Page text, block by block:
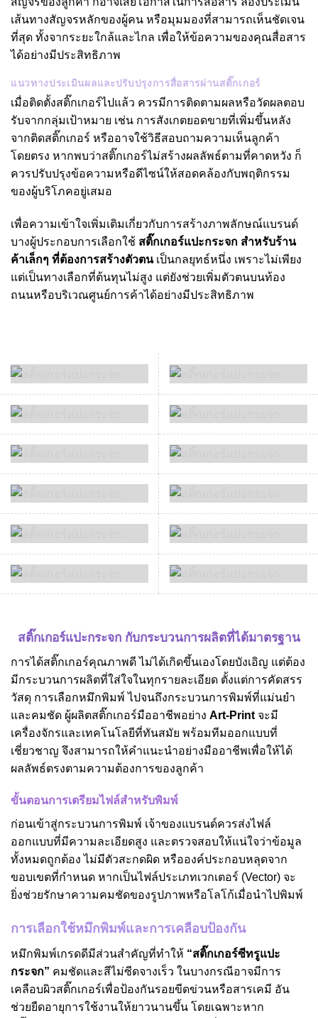
เส้นทางสัญจรหลักของผู้คน หรือมุมมองที่สามารถเห็นชัดเจน
ที่สุด ทั้งจากระยะใกล้และไกล เพื่อให้ข้อความของคุณสื่อสาร
ได้อย่างมีประสิทธิภาพ
แนวทางประเมินผลและปรับปรุงการสื่อสารผ่านสติ๊กเกอร์
เมื่อติดตั้งสติ๊กเกอร์ไปแล้ว ควรมีการติดตามผลหรือวัดผลตอบ
รับจากกลุ่มเป้าหมาย เช่น การสังเกตยอดขายที่เพิ่มขึ้นหลัง
จากติดสติ๊กเกอร์ หรืออาจใช้วิธีสอบถามความเห็นลูกค้า
โดยตรง หากพบว่าสติ๊กเกอร์ไม่สร้างผลลัพธ์ตามที่คาดหวัง ก็
ควรปรับปรุงข้อความหรือดีไซน์ให้สอดคล้องกับพฤติกรรม
ของผู้บริโภคอยู่เสมอ
เพื่อความเข้าใจเพิ่มเติมเกี่ยวกับการสร้างภาพลักษณ์แบรนด์
บางผู้ประกอบการเลือกใช้ สติ๊กเกอร์แปะกระจก สำหรับร้าน
ค้าเล็กๆ ที่ต้องการสร้างตัวตนเป็นกลยุทธ์หนึ่ง เพราะไม่เพียง
แต่เป็นทางเลือกที่ต้นทุนไม่สูง แต่ยังช่วยเพิ่มตัวตนบนท้อง
ถนนหรือบริเวณศูนย์การค้าได้อย่างมีประสิทธิภาพ
สติ๊กเกอร์แปะกระจก กับกระบวนการผลิตที่ได้มาตรฐาน
การได้สติ๊กเกอร์คุณภาพดี ไม่ได้เกิดขึ้นเองโดยบังเอิญ แต่ต้อง
มีกระบวนการผลิตที่ใส่ใจในทุกรายละเอียด ตั้งแต่การคัดสรร
วัสดุ การเลือกหมึกพิมพ์ ไปจนถึงกระบวนการพิมพ์ที่แม่นยำ
และคมชัด ผู้ผลิตสติ๊กเกอร์มืออาชีพอย่าง Art-Print จะมี
เครื่องจักรและเทคโนโลยีที่ทันสมัย พร้อมทีมออกแบบที่
เชี่ยวชาญ จึงสามารถให้คำแนะนำอย่างมืออาชีพเพื่อให้ได้
ผลลัพธ์ตรงตามความต้องการของลูกค้า
ขั้นตอนการเตรียมไฟล์สำหรับพิมพ์
ก่อนเข้าสู่กระบวนการพิมพ์ เจ้าของแบรนด์ควรส่งไฟล์
ออกแบบที่มีความละเอียดสูง และตรวจสอบให้แน่ใจว่าข้อมูล
ทั้งหมดถูกต้อง ไม่มีตัวสะกดผิด หรือองค์ประกอบหลุดจาก
ขอบเขตที่กำหนด หากเป็นไฟล์ประเภทเวกเตอร์ (Vector) จะ
ยิ่งช่วยรักษาความคมชัดของรูปภาพหรือโลโก้เมื่อนำไปพิมพ์
การเลือกใช้หมึกพิมพ์และการเคลือบป้องกัน
หมึกพิมพ์เกรดดีมีส่วนสำคัญที่ทำให้ “สติ๊กเกอร์ซีทรูแปะ
กระจก” คมชัดและสีไม่ซีดจางเร็ว ในบางกรณีอาจมีการ
เคลือบผิวสติ๊กเกอร์เพื่อป้องกันรอยขีดข่วนหรือสารเคมี อัน
ช่วยยืดอายุการใช้งานให้ยาวนานขึ้น โดยเฉพาะหาก